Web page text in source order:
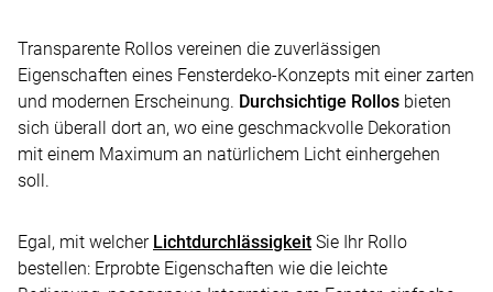
Transparente Rollos vereinen die zuverlässigen
Eigenschaften eines Fensterdeko-Konzepts mit einer zarten
und modernen Erscheinung. Durchsichtige Rollos bieten
sich überall dort an, wo eine geschmackvolle Dekoration
mit einem Maximum an natürlichem Licht einhergehen
soll.
Egal, mit welcher Lichtdurchlässigkeit Sie Ihr Rollo
bestellen: Erprobte Eigenschaften wie die leichte